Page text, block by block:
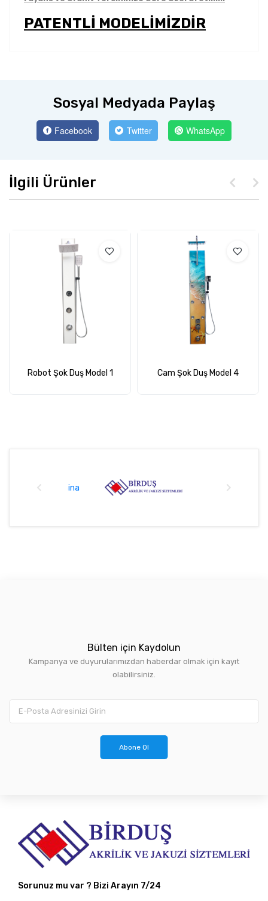
PATENTLİ MODELİMİZDİR
Sosyal Medyada Paylaş
Facebook Twitter WhatsApp
İlgili Ürünler
Robot Şok Duş Model 1 Cam Şok Duş Model 4
Bülten için Kaydolun
Kampanya ve duyurularımızdan haberdar olmak için kayıt
olabilirsiniz.
Abone Ol
Sorunuz mu var ? Bizi Arayın 7/24